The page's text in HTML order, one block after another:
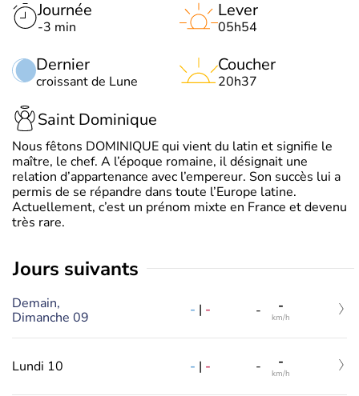
Journée
-3 min
Dernier
croissant de Lune
Lever
05h54
Coucher
20h37
Saint Dominique
Nous fêtons DOMINIQUE qui vient du latin et signifie le
maître, le chef. A l’époque romaine, il désignait une
relation d’appartenance avec l’empereur. Son succès lui a
permis de se répandre dans toute l’Europe latine.
Actuellement, c’est un prénom mixte en France et devenu
très rare.
jours suivants
Demain,
Dimanche 09
- | - - -
km/h
Lundi 10 - | - - -
km/h